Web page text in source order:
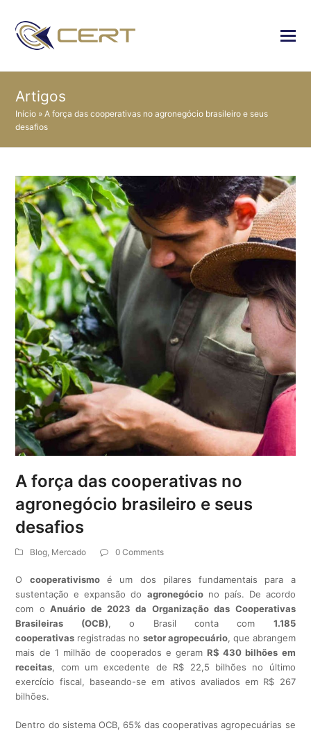
Artigos
Início »A força das cooperativas no agronegócio brasileiro e seus
desafios
A força das cooperativas no
agronegócio brasileiro e seus
desafios
Blog, Mercado 0 Comments
O cooperativismoé um dos pilares fundamentais para a
sustentação e expansão do agronegóciono país. De acordo
com o Anuário de 2023 da Organização das Cooperativas
Brasileiras (OCB), o Brasil conta com 1.185
cooperativas registradas no setor agropecuário, que abrangem
mais de 1 milhão de cooperados e geramR$ 430 bilhões em
receitas, com um excedente de R$ 22,5 bilhões no último
exercício fiscal, baseando-se em ativos avaliados em R$ 267
bilhões.
Dentro do sistema OCB, 65% das cooperativas agropecuárias se